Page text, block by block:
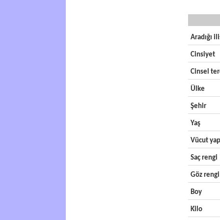
Aradığı
Cinsiyet
Cinsel
Ülke
Şehir
Yaş
Vücut
Saç rengi
Göz rengi
Boy
Kilo